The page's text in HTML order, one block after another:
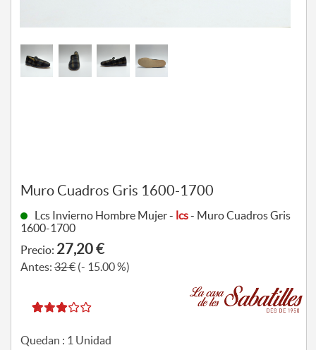
Muro Cuadros Gris 1600-1700
Lcs Invierno Hombre Mujer - lcs- Muro Cuadros Gris
1600-1700
Precio: 27,20 €
Antes:32 €(- 15.00 %)
Quedan : 1 Unidad